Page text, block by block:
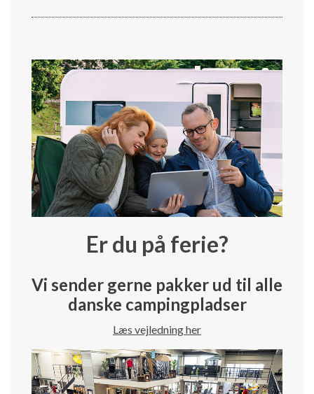
Er du på ferie?
Vi sender gerne pakker ud til alle
danske campingpladser
Læs vejledning her